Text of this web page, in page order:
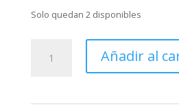
Solo quedan 2 disponibles
Añadir al